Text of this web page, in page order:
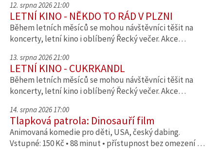
12. srpna 2026 21:00
LETNÍ KINO - NĚKDO TO RÁD V PLZNI
Během letních měsíců se mohou návštěvníci těšit na
koncerty, letní kino i oblíbený Řecký večer. Akce…
13. srpna 2026 21:00
LETNÍ KINO - CUKRKANDL
Během letních měsíců se mohou návštěvníci těšit na
koncerty, letní kino i oblíbený Řecký večer. Akce…
14. srpna 2026 17:00
Tlapková patrola: Dinosauří film
Animovaná komedie pro děti, USA, český dabing.
Vstupné: 150 Kč • 88 minut • přístupnost bez omezení …